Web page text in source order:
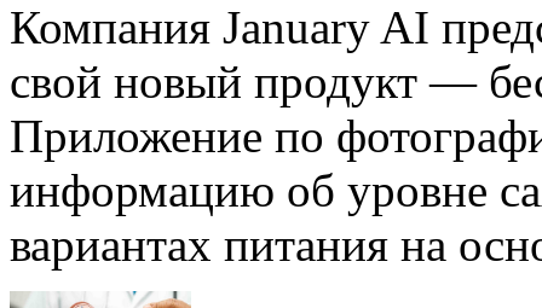
Компания January AI
свой новый продукт —
Приложение по
информацию об уровне
вариантах питания на